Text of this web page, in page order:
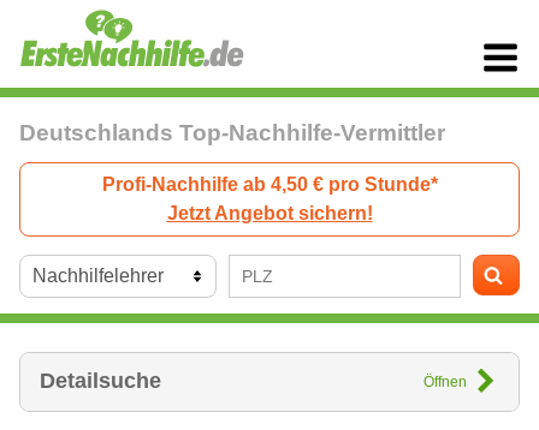
Deutschlands Top-Nachhilfe-Vermittler
Profi-Nachhilfe ab 4,50 € pro Stunde*
Jetzt Angebot sichern!
Detailsuche Öffnen